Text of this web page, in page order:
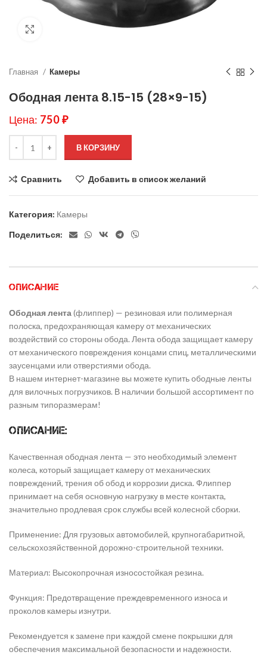
Нажмите, чтобы увеличить
Главная Камеры
Ободная лента 8.15-15 (28×9-15)
Цена: 750₽
В КОРЗИНУ
Сравнить Добавить в список желаний
Категория: Камеры
Поделиться:
ОПИСАНИЕ
Ободная лента(флиппер) — резиновая или полимерная
полоска, предохраняющая камеру от механических
воздействий со стороны обода. Лента обода защищает камеру
от механического повреждения концами спиц, металлическими
заусенцами или отверстиями обода.
В нашем интернет-магазине вы можете купить ободные ленты
для вилочных погрузчиков. В наличии большой ассортимент по
разным типоразмерам!
Описание:
Качественная ободная лента — это необходимый элемент
колеса, который защищает камеру от механических
повреждений, трения об обод и коррозии диска. Флиппер
принимает на себя основную нагрузку в месте контакта,
значительно продлевая срок службы всей колесной сборки.
​Применение: Для грузовых автомобилей, крупногабаритной,
сельскохозяйственной дорожно-строительной техники.
​Материал: Высокопрочная износостойкая резина.
​Функция: Предотвращение преждевременного износа и
проколов камеры изнутри.
​Рекомендуется к замене при каждой смене покрышки для
обеспечения максимальной безопасности и надежности.